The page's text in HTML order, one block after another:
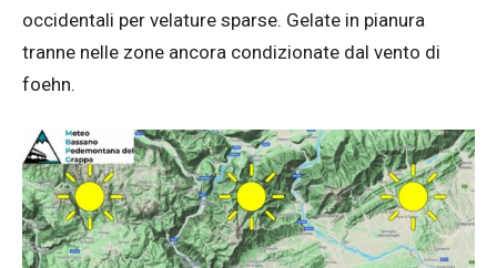
occidentali per velature sparse. Gelate in pianura
tranne nelle zone ancora condizionate dal vento di
foehn.